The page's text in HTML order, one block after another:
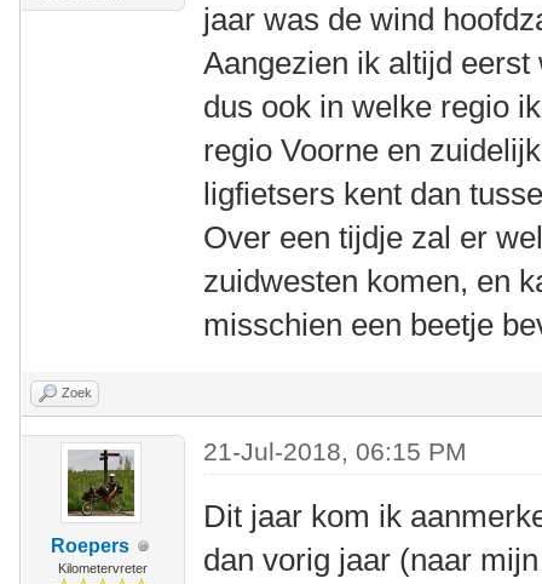
jaar was de wind
Aangezien ik altijd
dus ook in welke regio
regio Voorne en
ligfietsers kent dan
Over een tijdje zal er
zuidwesten komen, en
misschien een beetje
Zoek
Roepers
Kilometervreter
21-Jul-2018, 06:15 PM
Dit jaar kom ik
dan vorig jaar (naar